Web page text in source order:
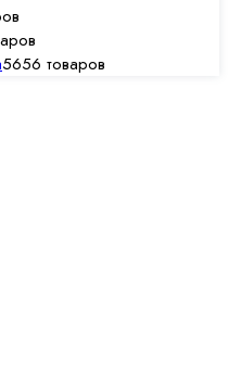
5656 товаров